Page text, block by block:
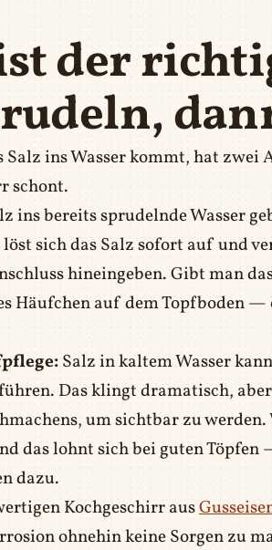
der
Salz ins Wasser kommt, hat
schont.
ins bereits sprudelnde Wasser
sich das Salz sofort auf und
hineingeben. Gibt man
Häufchen auf dem Topfboden
Salz in kaltem Wasser
Das klingt dramatisch,
um sichtbar zu
das lohnt sich bei guten
dazu.
Kochgeschirr aus
ohnehin keine Sorgen zu